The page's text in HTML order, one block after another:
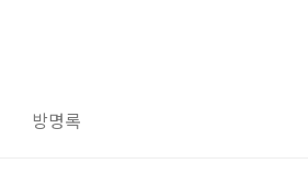
방명록